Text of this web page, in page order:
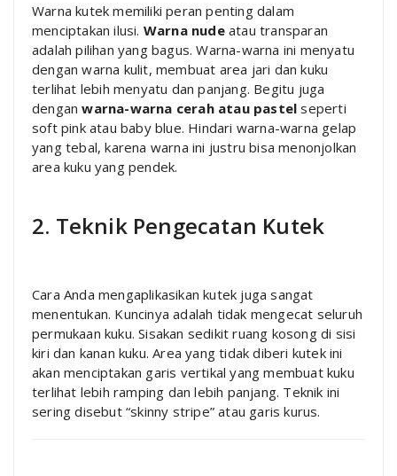
Warna kutek memiliki peran penting dalam
menciptakan ilusi. Warna nudeatau transparan
adalah pilihan yang bagus. Warna-warna ini menyatu
dengan warna kulit, membuat area jari dan kuku
terlihat lebih menyatu dan panjang. Begitu juga
denganwarna-warna cerah atau pastel seperti
soft pink atau baby blue. Hindari warna-warna gelap
yang tebal, karena warna ini justru bisa menonjolkan
area kuku yang pendek.
2. Teknik Pengecatan Kutek
Cara Anda mengaplikasikan kutek juga sangat
menentukan. Kuncinya adalah tidak mengecat seluruh
permukaan kuku. Sisakan sedikit ruang kosong di sisi
kiri dan kanan kuku. Area yang tidak diberi kutek ini
akan menciptakan garis vertikal yang membuat kuku
terlihat lebih ramping dan lebih panjang. Teknik ini
sering disebut “skinny stripe” atau garis kurus.